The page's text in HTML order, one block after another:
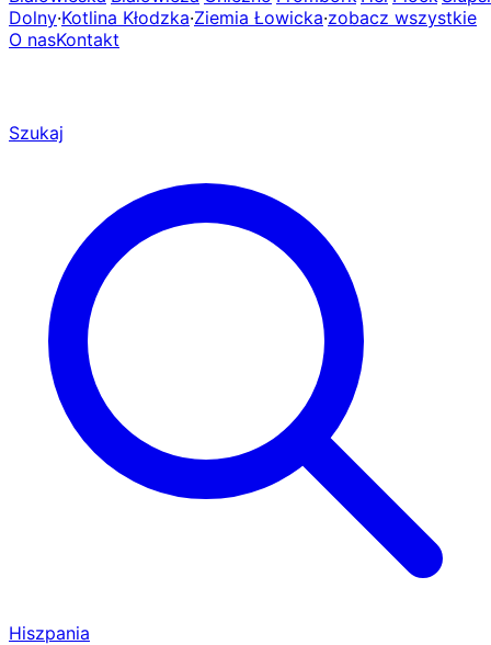
Dolny·Kotlina Kłodzka·Ziemia Łowicka·zobacz wszystkie
O nasKontakt
Szukaj
Hiszpania